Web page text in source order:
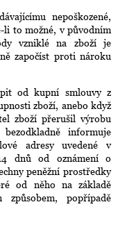
nepoškozené,
li to možné, v původním
vzniklé na zboží je
započíst proti nároku
od kupní smlouvy z
zboží, anebo když
zboží přerušil výrobu
informuje
adresy uvedené v
dnů od oznámení o
peněžní prostředky
od něho na základě
popřípadě